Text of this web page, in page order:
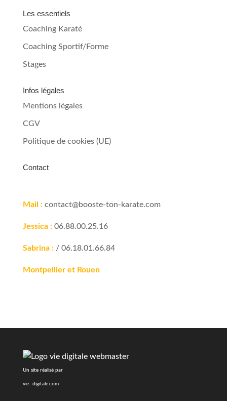
Les essentiels
Coaching Karaté
Coaching Sportif/Forme
Stages
Infos légales
Mentions légales
CGV
Politique de cookies (UE)
Contact
Mail :contact@booste-ton-karate.com
Jessica : 06.88.00.25.16
Sabrina : / 06.18.01.66.84
Montpellier et Rouen
Un site réalisé par
vie- digitale.com